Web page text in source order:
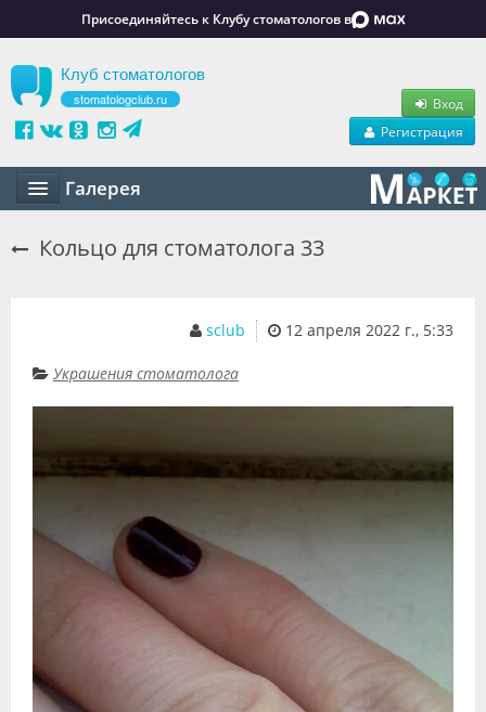
Присоединяйтесь к Клубу стоматологов в
Клуб стоматологов
stomatologclub.ru
Вход
Регистрация
Галерея
Вакансии
Резюме
Объявления
Форум
Галерея
Кольцо для стоматолога 33
12 апреля 2022 г., 5:33
sclub
Украшения стоматолога